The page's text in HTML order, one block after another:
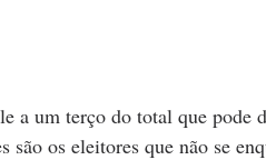
a um terço do total que pode
são os eleitores que não se